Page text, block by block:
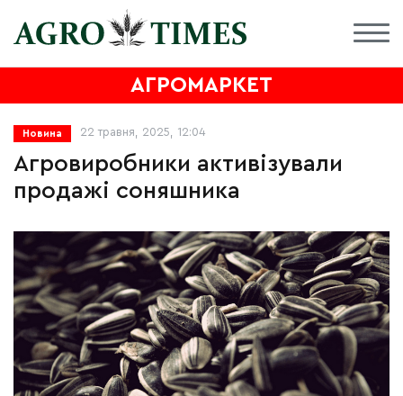
АГРОМАРКЕТ
Новина 22 травня, 2025, 12:04
Агровиробники активізували
продажі соняшника